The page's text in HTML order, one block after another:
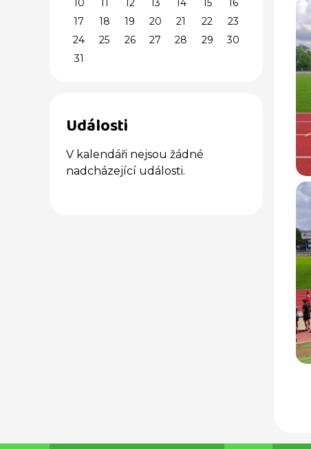
10
11 12 13 14 15
16
17
18 19 20 21 22
23
24
25 26 27 28 29
30
31
Události
V kalendáři nejsou žádné
nadcházející události.